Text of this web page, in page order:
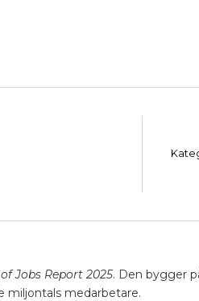
Jobs Report 2025. Den bygger
miljontals medarbetare.